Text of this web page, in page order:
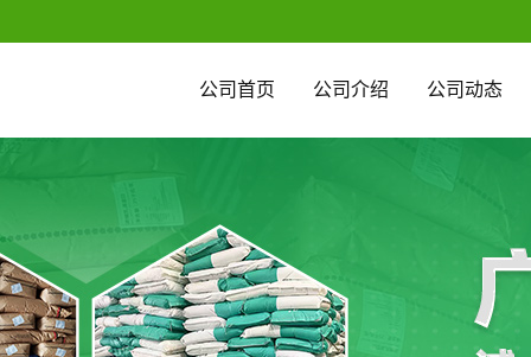
公司首页 公司介绍 公司动态